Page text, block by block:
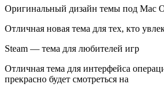
Оригинальный дизайн темы под Mac
Отличная новая тема для тех, кто
Steam — тема для любителей игр
Отличная тема для интерфейса
прекрасно будет смотреться на